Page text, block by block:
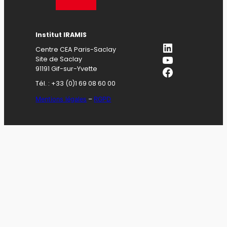
Institut IRAMIS
Centre CEA Paris-Saclay
Site de Saclay
91191 Gif-sur-Yvette
Tél. : +33 (0)1 69 08 60 00
Mentions légales – RGPD
LinkedIn
YouTube
Facebook